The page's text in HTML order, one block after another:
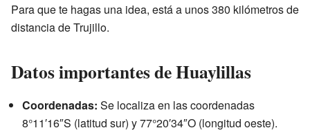
Para que te hagas una idea, está a unos 380 kilómetros de
distancia de Trujillo.
Datos importantes de Huaylillas
Coordenadas: Se localiza en las coordenadas
8°11′16″S (latitud sur) y 77°20′34″O (longitud oeste).